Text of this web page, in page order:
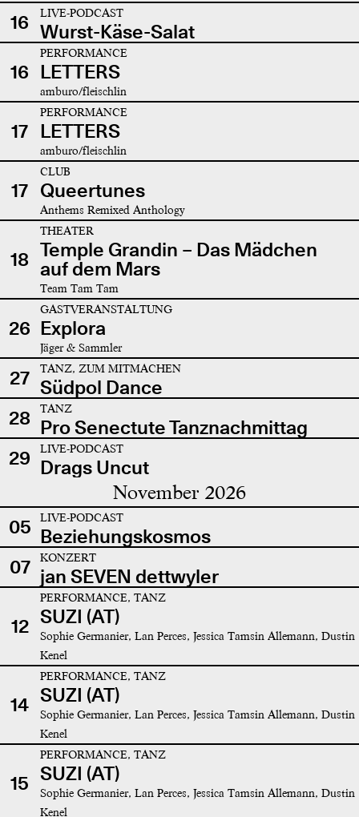
16 LIVE-PODCAST
Wurst-Käse-Salat
16
PERFORMANCE
LETTERS
amburo/fleischlin
17
PERFORMANCE
LETTERS
amburo/fleischlin
17
CLUB
Queertunes
Anthems Remixed Anthology
18
THEATER
Temple Grandin – Das Mädchen
auf dem Mars
Team Tam Tam
26
GASTVERANSTALTUNG
Explora
Jäger & Sammler
27 TANZ, ZUM MITMACHEN
Südpol Dance
28
TANZ
Pro Senectute Tanznachmittag
29
LIVE-PODCAST
Drags Uncut
November 2026
05 LIVE-PODCAST
Beziehungskosmos
07
KONZERT
jan SEVEN dettwyler
12
PERFORMANCE, TANZ
SUZI (AT)
Sophie Germanier, Lan Perces, Jessica Tamsin Allemann, Dustin
Kenel
14
PERFORMANCE, TANZ
SUZI (AT)
Sophie Germanier, Lan Perces, Jessica Tamsin Allemann, Dustin
Kenel
15
PERFORMANCE, TANZ
SUZI (AT)
Sophie Germanier, Lan Perces, Jessica Tamsin Allemann, Dustin
Kenel